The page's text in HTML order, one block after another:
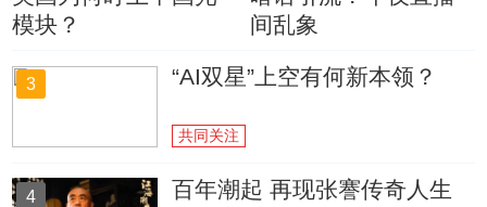
模块？
间乱象
3 “AI双星”上空有何新本领？
共同关注
4 百年潮起 再现张謇传奇人生